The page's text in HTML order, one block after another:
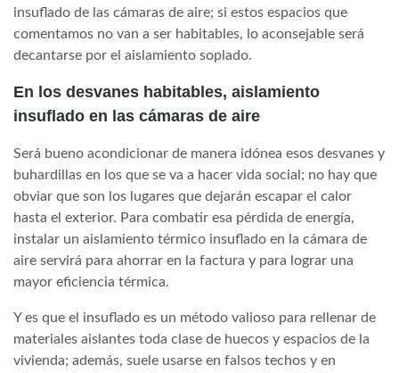
insuflado de las cámaras de aire; si estos espacios que
comentamos no van a ser habitables, lo aconsejable será
decantarse por el aislamiento soplado.
En los desvanes habitables, aislamiento
insuflado en las cámaras de aire
Será bueno acondicionar de manera idónea esos desvanes y
buhardillas en los que se va a hacer vida social; no hay que
obviar que son los lugares que dejarán escapar el calor
hasta el exterior. Para combatir esa pérdida de energía,
instalar un aislamiento térmico insuflado en la cámara de
aire servirá para ahorrar en la factura y para lograr una
mayor eficiencia térmica.
Y es que el insuflado es un método valioso para rellenar de
materiales aislantes toda clase de huecos y espacios de la
vivienda; además, suele usarse en falsos techos y en